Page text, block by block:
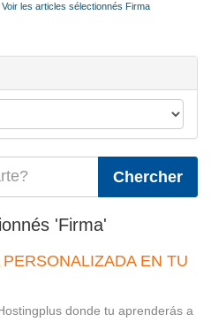
Voir les articles sélectionnés Firma
'Firma'
EN TU
donde tu aprenderás a